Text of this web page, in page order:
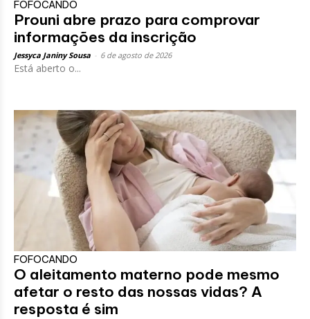
FOFOCANDO
Prouni abre prazo para comprovar
informações da inscrição
Jessyca Janiny Sousa 6 de agosto de 2026
Está aberto o...
FOFOCANDO
O aleitamento materno pode mesmo
afetar o resto das nossas vidas? A
resposta é sim